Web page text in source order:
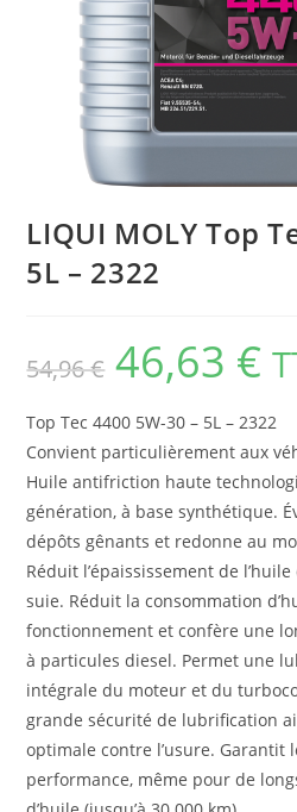
LIQUI MOLY Top
5L – 2322
54,96€ 46,63 €
Top Tec 4400 5W-30 – 5L – 2322
Convient particulièrement aux
Huile antifriction haute
génération, à base synthétique.
dépôts gênants et redonne au
Réduit l’épaississement de
suie. Réduit la consommation
fonctionnement et confère une
à particules diesel. Permet une
intégrale du moteur et du
grande sécurité de lubrification
optimale contre l’usure. Garantit
performance, même pour de